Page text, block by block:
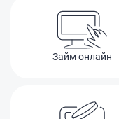
Займ онлайн